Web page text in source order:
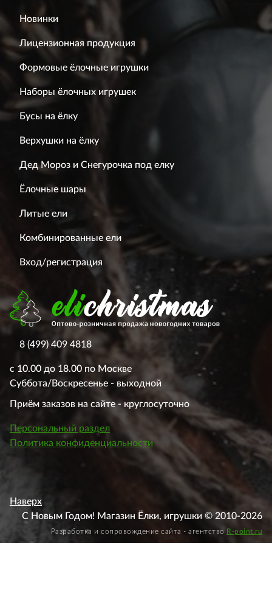
Новинки
Лицензионная продукция
Формовые ёлочные игрушки
Наборы ёлочных игрушек
Бусы на ёлку
Верхушки на ёлку
Дед Мороз и Снегурочка под елку
Ёлочные шары
Литые ели
Комбинированные ели
Вход/регистрация
8 (499) 409 4818
с 10.00 до 18.00 по Москве
Суббота/Воскресенье - выходной
Приём заказов на сайте - круглосуточно
Персональный раздел
Политика конфиденциальности
Наверх
С Новым Годом! Магазин Ёлки, игрушки © 2010-2026
Разработка и сопровождение сайта - агентство R-point.ru